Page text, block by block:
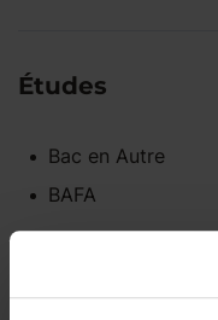
Études
Bac en Autre
BAFA
Disponibilités